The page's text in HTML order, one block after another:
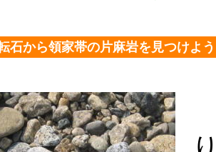
石から領家帯の片麻岩を見つけよう